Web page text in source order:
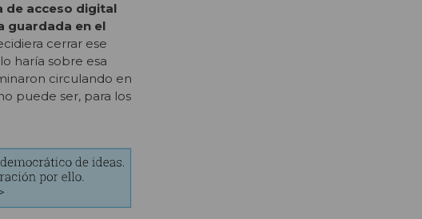
de acceso digital
guardada en el
cerrar ese
haría sobre esa
circulando en
puede ser, para los